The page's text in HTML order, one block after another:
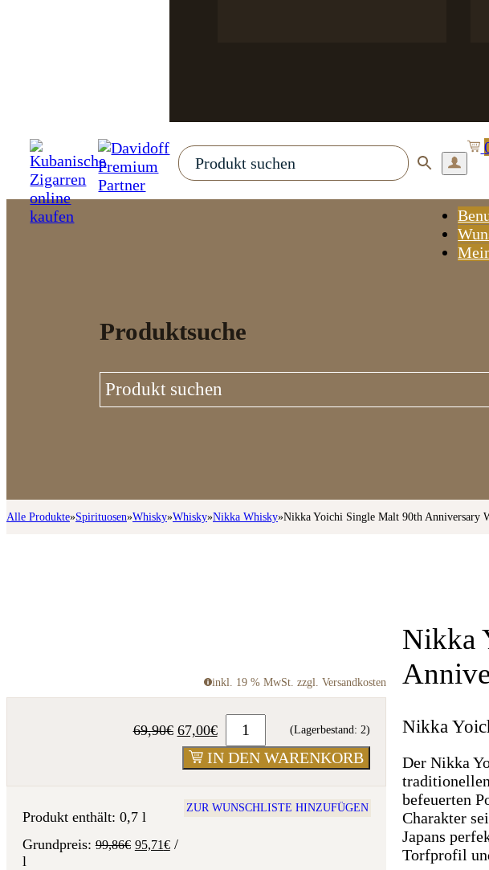
Produktsuche
Alle Produkte»Spirituosen»Whisky»Whisky»Nikka Whisky»Nikka Yoichi Single Malt 90th Anniversary
inkl. 19 % MwSt. zzgl. Versandkosten
69,90€ Ursprünglicher
Preis
war:
67,00€Aktueller
Preis
ist:
(Lagerbestand: 2)
IN DEN WARENKORB
Produkt enthält: 0,7 l
99,86€ 95,71€/
l
ZUR WUNSCHLISTE HINZUFÜGEN
Nikka
Nikka
Der Nikka
befeuerten
Charakter
Japans
Torfprofil